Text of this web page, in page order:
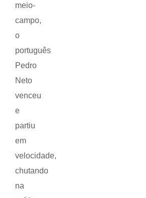
meio-
campo,
o
português
Pedro
Neto
venceu
e
partiu
em
velocidade,
chutando
na